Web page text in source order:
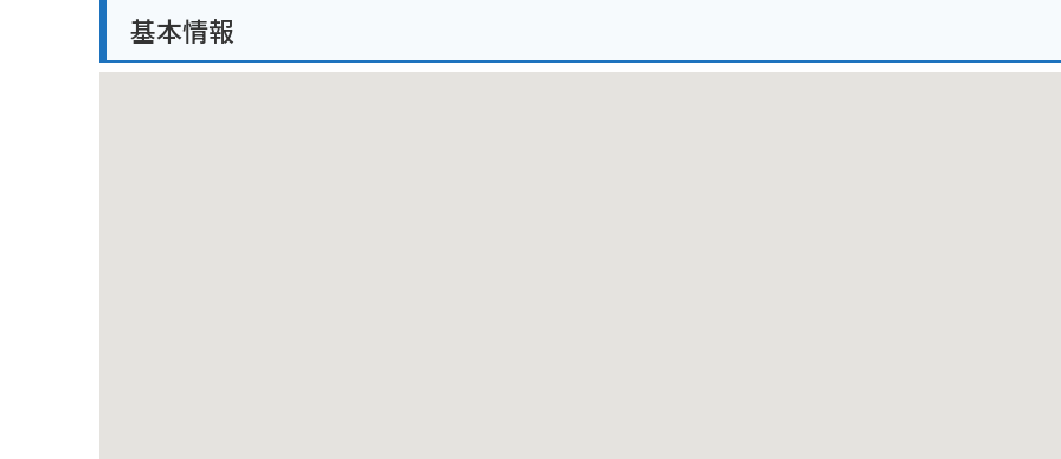
バイクで訪れる場合、中国自動車道を降りてすぐの場所に位置しているため、アクセスも良好です。
基本情報